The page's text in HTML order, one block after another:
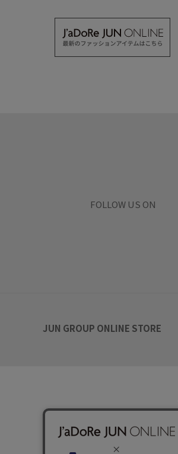
FOLLOW US ON
JUN GROUP ONLINE STORE